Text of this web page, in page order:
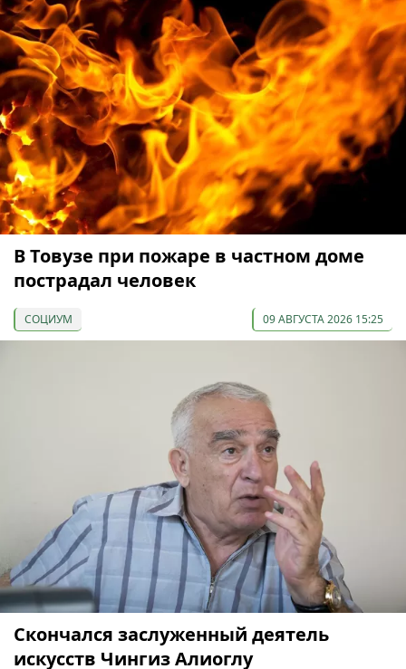
В Товузе при пожаре в частном доме
пострадал человек
СОЦИУМ 09 АВГУСТА 2026 15:25
Скончался заслуженный деятель
искусств Чингиз Алиоглу